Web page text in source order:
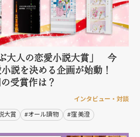
大人の恋愛小説大賞」 今
小説を決める企画が始動！
受賞作は？
インタビュー・対談
大賞 #オール讀物 #窪 美澄